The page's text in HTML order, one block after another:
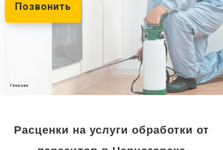
Позвонить
Главная
Расценки на услуги обработки от